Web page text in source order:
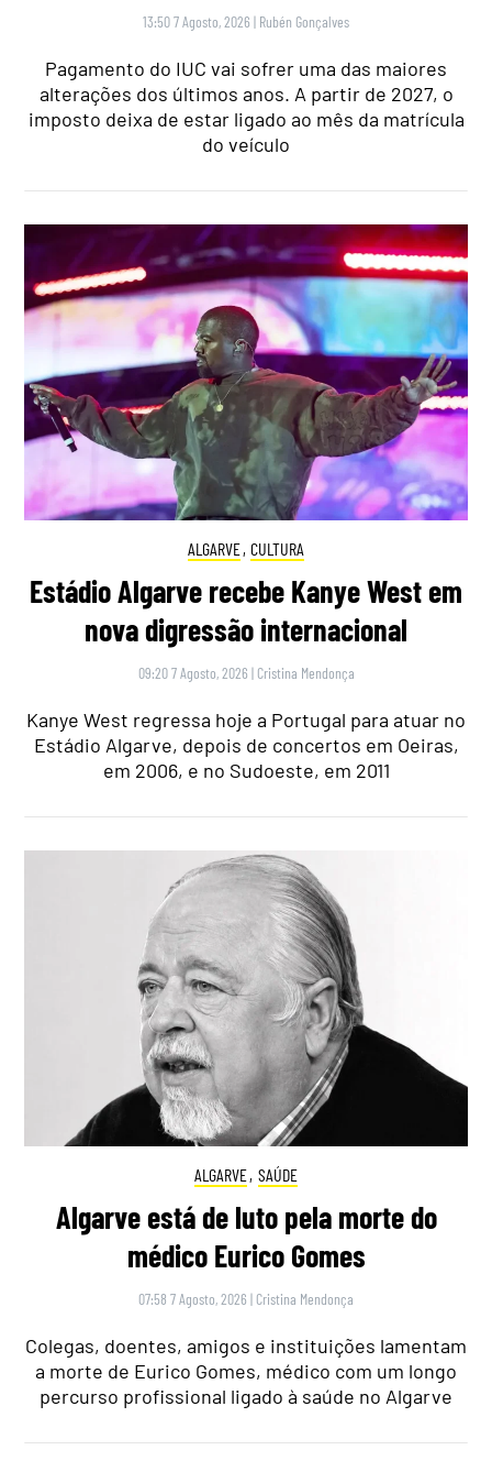
13:50 7 Agosto, 2026 | Rubén Gonçalves
Pagamento do IUC vai sofrer uma das maiores
alterações dos últimos anos. A partir de 2027, o
imposto deixa de estar ligado ao mês da matrícula
do veículo
ALGARVE, CULTURA
Estádio Algarve recebe Kanye West em
nova digressão internacional
09:20 7 Agosto, 2026 | Cristina Mendonça
Kanye West regressa hoje a Portugal para atuar no
Estádio Algarve, depois de concertos em Oeiras,
em 2006, e no Sudoeste, em 2011
ALGARVE, SAÚDE
Algarve está de luto pela morte do
médico Eurico Gomes
07:58 7 Agosto, 2026 | Cristina Mendonça
Colegas, doentes, amigos e instituições lamentam
a morte de Eurico Gomes, médico com um longo
percurso profissional ligado à saúde no Algarve